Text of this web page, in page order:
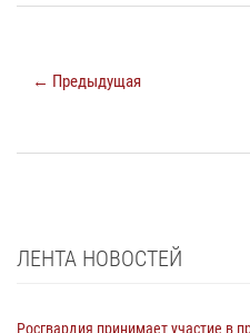
← Предыдущая
ЛЕНТА НОВОСТЕЙ
Росгвардия принимает участие в